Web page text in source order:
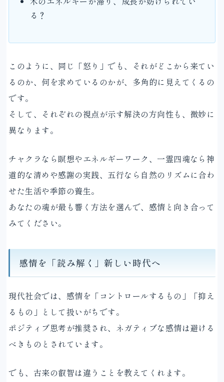
る？
このように、同じ「怒り」でも、それがどこから来てい
るのか、何を求めているのかが、多角的に見えてくるの
です。
そして、それぞれの視点が示す解決の方向性も、微妙に
異なります。
チャクラなら瞑想やエネルギーワーク、一霊四魂なら神
道的な清めや感謝の実践、五行なら自然のリズムに合わ
せた生活や季節の養生。
あなたの魂が最も響く方法を選んで、感情と向き合って
みてください。
感情を「読み解く」新しい時代へ
現代社会では、感情を「コントロールするもの」「抑え
るもの」として扱いがちです。
ポジティブ思考が推奨され、ネガティブな感情は避ける
べきものとされています。
でも、古来の叡智は違うことを教えてくれます。